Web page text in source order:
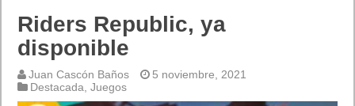
Riders Republic, ya
disponible
Juan Cascón Baños
5 noviembre, 2021
Destacada ,Juegos